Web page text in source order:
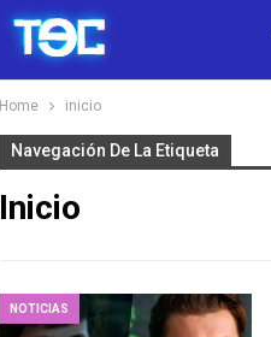
Home inicio
Navegación De La Etiqueta
Inicio
NOTICIAS